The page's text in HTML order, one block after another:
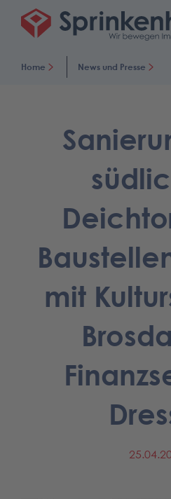
Home News und Presse
mit